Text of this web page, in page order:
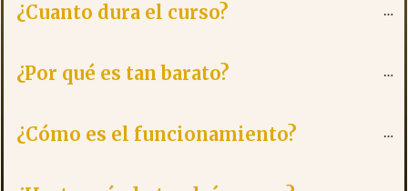
¿Cuanto dura el curso?
¿Por qué es tan barato?
¿Cómo es el funcionamiento?